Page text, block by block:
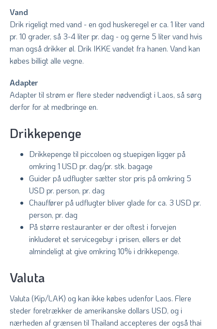
Vand
Drik rigeligt med vand - en god huskeregel er ca. 1 liter vand
pr. 10 grader, så 3-4 liter pr. dag - og gerne 5 liter vand hvis
man også drikker øl. Drik IKKE vandet fra hanen. Vand kan
købes billigt alle vegne.
Adapter
Adapter til strøm er flere steder nødvendigt i Laos, så sørg
derfor for at medbringe en.
Drikkepenge
Drikkepenge til piccoloen og stuepigen ligger på
omkring 1 USD pr. dag/pr. stk. bagage
Guider på udflugter sætter stor pris på omkring 5
USD pr. person, pr. dag
Chauffører på udflugter bliver glade for ca. 3 USD pr.
person, pr. dag
På større restauranter er der oftest i forvejen
inkluderet et servicegebyr i prisen, ellers er det
almindeligt at give omkring 10% i drikkepenge.
Valuta
Valuta (Kip/LAK) og kan ikke købes udenfor Laos. Flere
steder foretrækker de amerikanske dollars USD, og i
nærheden af grænsen til Thailand accepteres der også thai